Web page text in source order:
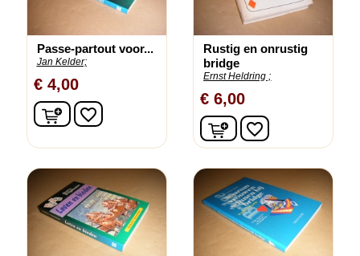
Passe-partout voor...
Jan Kelder;
€ 4,00
In winkelwagen
favorite_border
Rustig en onrustig
bridge
Ernst Heldring ;
€ 6,00
In winkelwagen
favorite_border